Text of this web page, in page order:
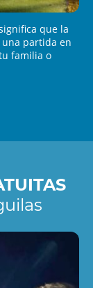
que la
partida en
familia o